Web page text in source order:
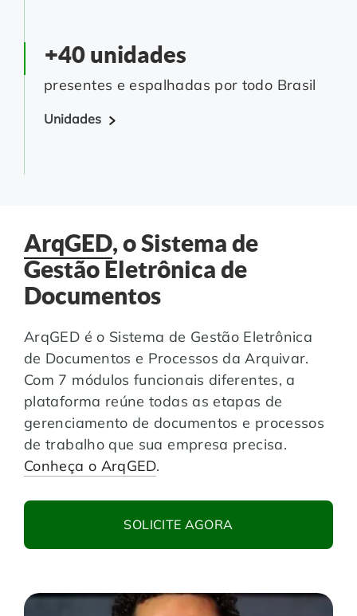
+40 unidades
presentes e espalhadas por todo Brasil
Unidades
ArqGED, o Sistema de
Gestão Eletrônica de
Documentos
ArqGED é o Sistema de Gestão Eletrônica
de Documentos e Processos da Arquivar.
Com 7 módulos funcionais diferentes, a
plataforma reúne todas as etapas de
gerenciamento de documentos e processos
de trabalho que sua empresa precisa.
Conheça o ArqGED.
SOLICITE AGORA